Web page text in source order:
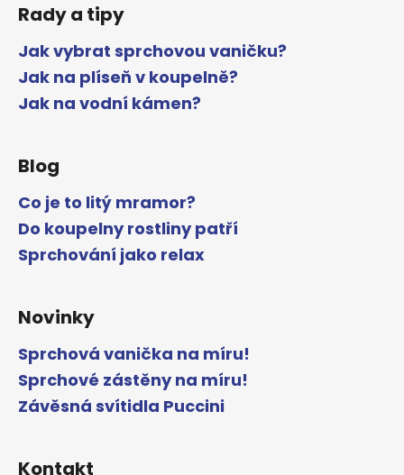
Rady a tipy
Jak vybrat sprchovou vaničku?
Jak na plíseň v koupelně?
Jak na vodní kámen?
Blog
Co je to litý mramor?
Do koupelny rostliny patří
Sprchování jako relax
Novinky
Sprchová vanička na míru!
Sprchové zástěny na míru!
Závěsná svítidla Puccini
Kontakt